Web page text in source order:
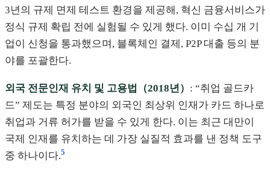
3년의 규제 면제 테스트 환경을 제공해, 혁신 금융서비스가
정식 규제 확립 전에 실험될 수 있게 했다. 이미 수십 개 기
업이 신청을 통과했으며, 블록체인 결제, P2P 대출 등의 분
야를 포괄한다.
외국 전문인재 유치 및 고용법（2018년） : “취업 골드카
드” 제도는 특정 분야의 외국인 최상위 인재가 카드 하나로
취업과 거류 허가를 받을 수 있게 한다. 이는 최근 대만이
국제 인재를 유치하는 데 가장 실질적 효과를 낸 정책 도구
중 하나이다.5